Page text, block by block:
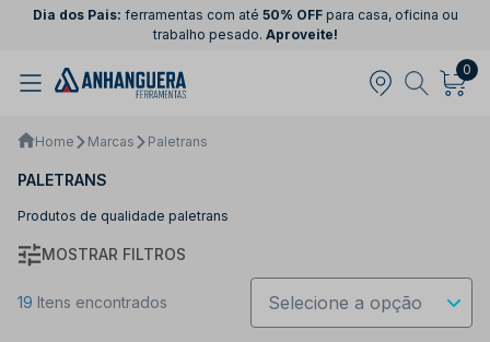
Dia dos Pais: ferramentas com até 50% OFFpara casa, oficina ou
trabalho pesado. Aproveite!
0
Home Marcas Paletrans
PALETRANS
Produtos de qualidade paletrans
MOSTRAR FILTROS
19 Itens encontrados